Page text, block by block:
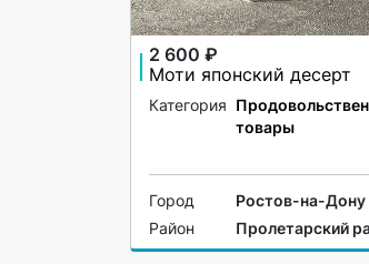
2 600 ₽
Моти японский десерт
Категория
товары
Город
Ростов-на-Дону
Район
Пролетарский